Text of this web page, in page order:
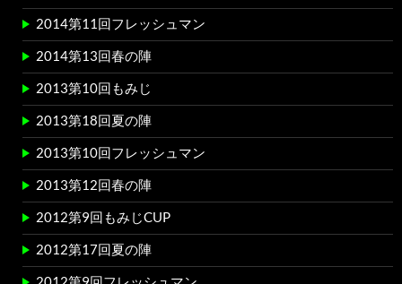
2014第11回フレッシュマン
2014第13回春の陣
2013第10回もみじ
2013第18回夏の陣
2013第10回フレッシュマン
2013第12回春の陣
2012第9回もみじCUP
2012第17回夏の陣